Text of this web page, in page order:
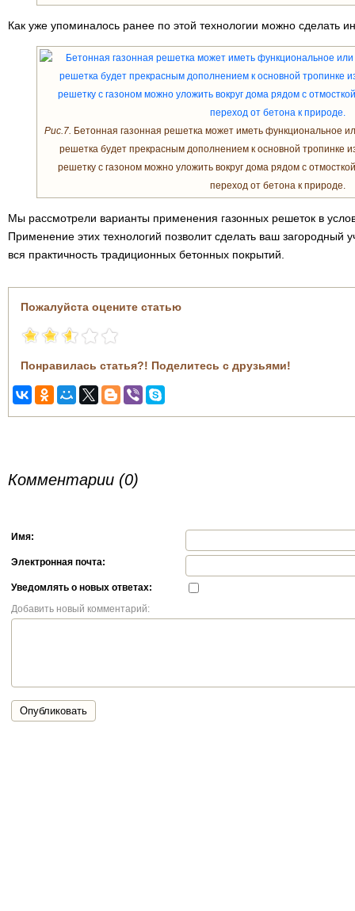
Как уже упоминалось ранее по этой технологии можно сделать
Рис.7. Бетонная газонная решетка может иметь функциональное
решетка будет прекрасным дополнением к основной тропинке
решетку с газоном можно уложить вокруг дома рядом с
переход от бетона к природе.
Мы рассмотрели варианты применения газонных решеток в
Применение этих технологий позволит сделать ваш загородный
вся практичность традиционных бетонных покрытий.
Пожалуйста оцените статью
Понравилась статья?! Поделитесь с друзьями!
Комментарии (0)
Имя:
Электронная почта:
Уведомлять о новых ответах:
Добавить новый комментарий:
Опубликовать